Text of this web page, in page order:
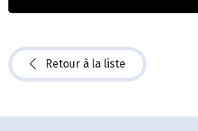
Retour à la liste